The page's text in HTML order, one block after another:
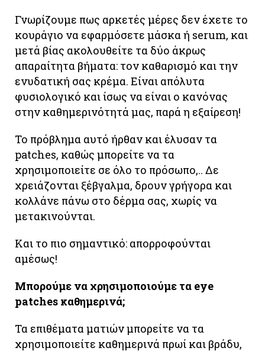
Γνωρίζουμε πως αρκετές μέρες δεν έχετε το
κουράγιο να εφαρμόσετε μάσκα ή serum, και
μετά βίας ακολουθείτε τα δύο άκρως
απαραίτητα βήματα: τον καθαρισμό και την
ενυδατική σας κρέμα. Είναι απόλυτα
φυσιολογικό και ίσως να είναι ο κανόνας
στην καθημερινότητά μας, παρά η εξαίρεση!
Το πρόβλημα αυτό ήρθαν και έλυσαν τα
patches, καθώς μπορείτε να τα
χρησιμοποιείτε σε όλο το πρόσωπο,.. Δε
χρειάζονται ξέβγαλμα, δρουν γρήγορα και
κολλάνε πάνω στο δέρμα σας, χωρίς να
μετακινούνται.
Και το πιο σημαντικό: απορροφούνται
αμέσως!
Μπορούμε να χρησιμοποιούμε τα eye
patches καθημερινά;
Τα επιθέματα ματιών μπορείτε να τα
χρησιμοποιείτε καθημερινά πρωί και βράδυ,